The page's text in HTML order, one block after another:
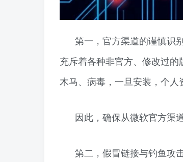
第一，官方渠道的谨慎识
充斥着各种非官方、修改过的
木马、病毒，一旦安装，个人
因此，确保从微软官方渠
第二，假冒链接与钓鱼攻